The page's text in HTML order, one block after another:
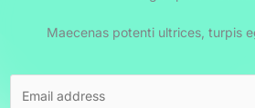
Maecenas potenti ultrices, turpis